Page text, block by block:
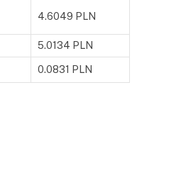
4.6049 PLN
5.0134 PLN
0.0831 PLN